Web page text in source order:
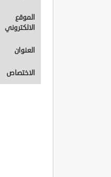
الموقع
الالكتروني
العنوان
الاختصاص